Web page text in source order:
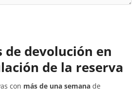
de devolución en
de la reserva
con más de una semana de